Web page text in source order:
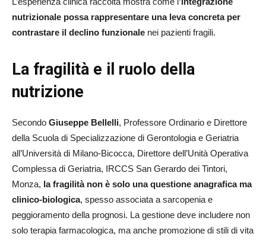
nutrizionale possa rappresentare una leva concreta per
contrastare il declino funzionale nei pazienti fragili.
La fragilità e il ruolo della
nutrizione
Secondo Giuseppe Bellelli, Professore Ordinario e Direttore
della Scuola di Specializzazione di Gerontologia e Geriatria
all’Università di Milano-Bicocca, Direttore dell’Unità Operativa
Complessa di Geriatria, IRCCS San Gerardo dei Tintori,
Monza, la fragilità non è solo una questione anagrafica ma
clinico-biologica, spesso associata a sarcopenia e
peggioramento della prognosi. La gestione deve includere non
solo terapia farmacologica, ma anche promozione di stili di vita